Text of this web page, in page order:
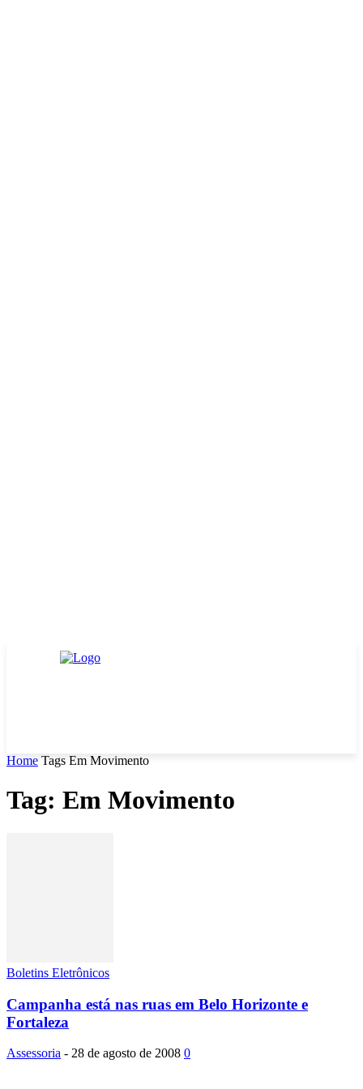
Home Tags Em Movimento
Tag: Em Movimento
Boletins Eletrônicos
Campanha está nas ruas em Belo Horizonte e
Fortaleza
Assessoria - 28 de agosto de 2008 0